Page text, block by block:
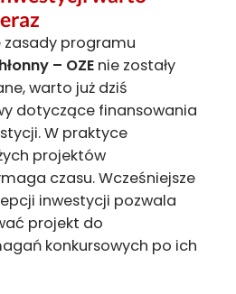
zasady programu
– OZE nie zostały
warto już dziś
dotyczące finansowania
W praktyce
projektów
czasu. Wcześniejsze
inwestycji pozwala
projekt do
konkursowych po ich